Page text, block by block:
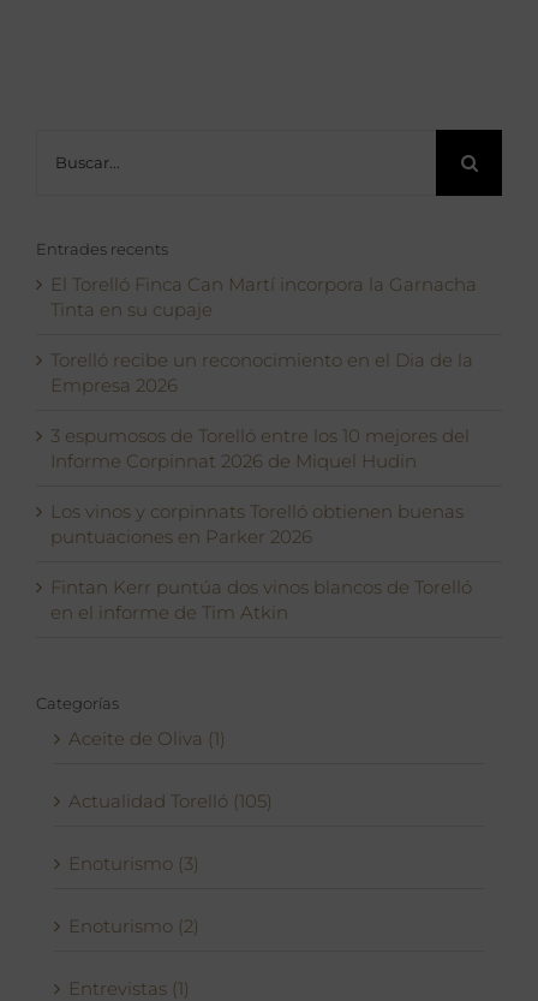
Entrades recents
El Torelló Finca Can Martí incorpora la Garnacha
Tinta en su cupaje
Torelló recibe un reconocimiento en el Dia de la
Empresa 2026
3 espumosos de Torelló entre los 10 mejores del
Informe Corpinnat 2026 de Miquel Hudin
Los vinos y corpinnats Torelló obtienen buenas
puntuaciones en Parker 2026
Fintan Kerr puntúa dos vinos blancos de Torelló
en el informe de Tim Atkin
Categorías
Aceite de Oliva (1)
Actualidad Torelló (105)
Enoturismo (3)
Enoturismo (2)
Entrevistas (1)